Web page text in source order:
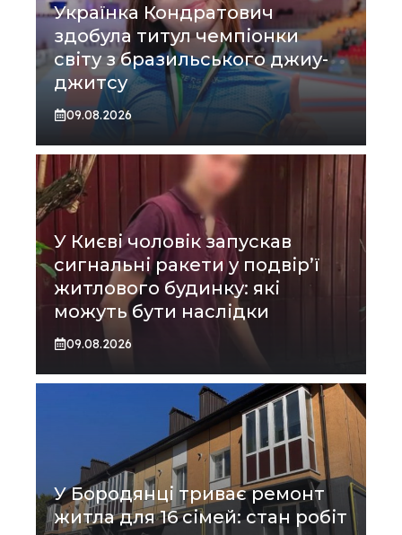
Українка Кондратович
здобула титул чемпіонки
світу з бразильського джиу-
джитсу
09.08.2026
У Києві чоловік запускав
сигнальні ракети у подвір’ї
житлового будинку: які
можуть бути наслідки
09.08.2026
У Бородянці триває ремонт
житла для 16 сімей: стан робіт